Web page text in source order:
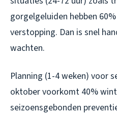
gorgelgeluiden hebben
verstopping. Dan is snel
wachten.
Planning (1-4 weken) voor
oktober voorkomt 40%
seizoensgebonden